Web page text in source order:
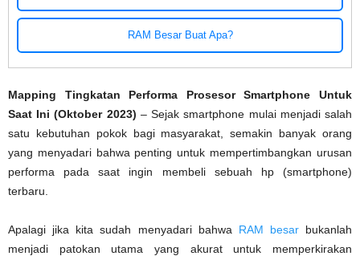
RAM Besar Buat Apa?
Mapping Tingkatan Performa Prosesor Smartphone Untuk
Saat Ini (Oktober 2023) – Sejak smartphone mulai menjadi salah
satu kebutuhan pokok bagi masyarakat, semakin banyak orang
yang menyadari bahwa penting untuk mempertimbangkan urusan
performa pada saat ingin membeli sebuah hp (smartphone)
terbaru.
Apalagi jika kita sudah menyadari bahwa RAM besarbukanlah
menjadi patokan utama yang akurat untuk memperkirakan